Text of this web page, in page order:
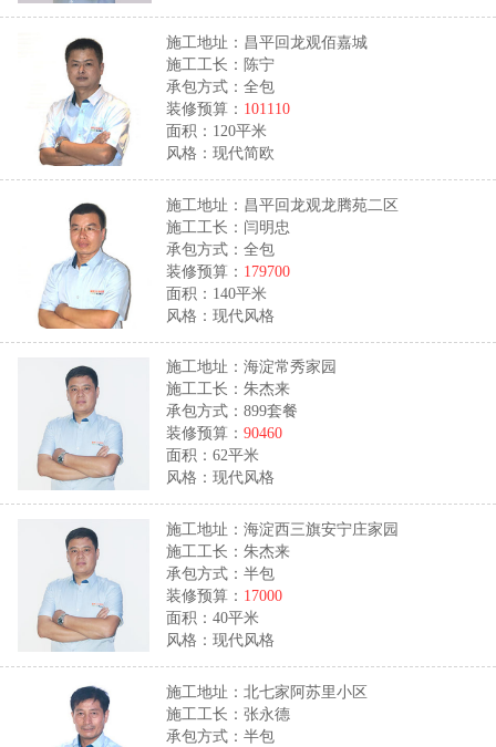
施工地址：昌平回龙观佰嘉城
施工工长：陈宁
承包方式：全包
装修预算： 101110
面积：120平米
风格：现代简欧
施工地址：昌平回龙观龙腾苑二区
施工工长：闫明忠
承包方式：全包
装修预算： 179700
面积：140平米
风格：现代风格
施工地址：海淀常秀家园
施工工长：朱杰来
承包方式：899套餐
装修预算：90460
面积：62平米
风格：现代风格
施工地址：海淀西三旗安宁庄家园
施工工长：朱杰来
承包方式：半包
装修预算： 17000
面积：40平米
风格：现代风格
施工地址：北七家阿苏里小区
施工工长：张永德
承包方式：半包